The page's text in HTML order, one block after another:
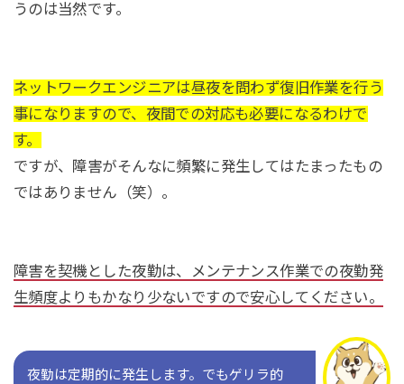
うのは当然です。
ネットワークエンジニアは昼夜を問わず復旧作業を行う
事になりますので、夜間での対応も必要になるわけで
す。
ですが、障害がそんなに頻繁に発生してはたまったもの
ではありません（笑）。
障害を契機とした夜勤は、メンテナンス作業での夜勤発
生頻度よりもかなり少ないですので安心してください。
夜勤は定期的に発生します。でもゲリラ的